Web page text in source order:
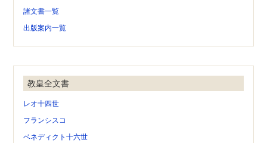
諸文書一覧
出版案内一覧
教皇全文書
レオ十四世
フランシスコ
ベネディクト十六世